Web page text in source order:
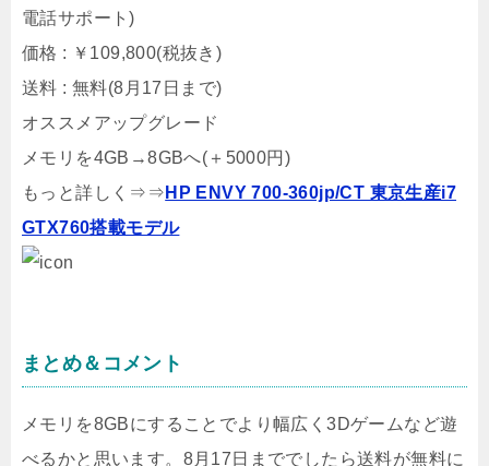
電話サポート)
価格 : ￥109,800(税抜き)
送料 : 無料(8月17日まで)
オススメアップグレード
メモリを4GB→8GBへ(＋5000円)
もっと詳しく⇒⇒ HP ENVY 700-360jp/CT 東京生産i7
GTX760搭載モデル
まとめ＆コメント
メモリを8GBにすることでより幅広く3Dゲームなど遊
べるかと思います。8月17日まででしたら送料が無料に